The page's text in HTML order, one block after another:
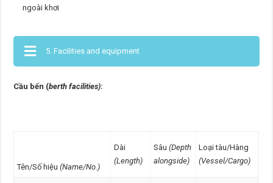
ngoài khơi
5. Facilities and equipment
Cầu bến (berth facilities):
Tên/Số hiệu(Name/No.)
Dài
(Length)
Sâu(Depth
alongside)
Loại tàu/Hàng
(Vessel/Cargo)